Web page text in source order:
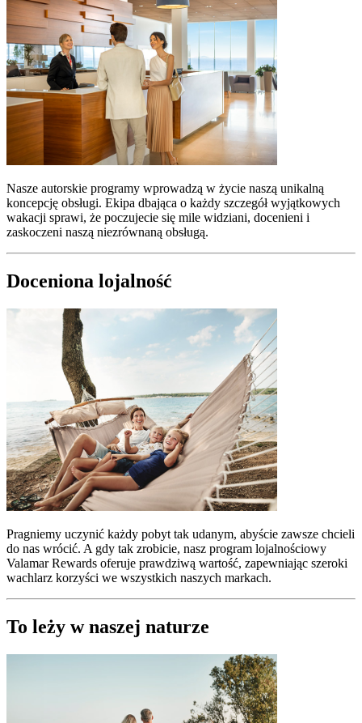
Nasze autorskie programy wprowadzą w życie naszą unikalną
koncepcję obsługi. Ekipa dbająca o każdy szczegół wyjątkowych
wakacji sprawi, że poczujecie się mile widziani, docenieni i
zaskoczeni naszą niezrównaną obsługą.
Doceniona lojalność
Pragniemy uczynić każdy pobyt tak udanym, abyście zawsze chcieli
do nas wrócić. A gdy tak zrobicie, nasz program lojalnościowy
Valamar Rewards oferuje prawdziwą wartość, zapewniając szeroki
wachlarz korzyści we wszystkich naszych markach.
To leży w naszej naturze